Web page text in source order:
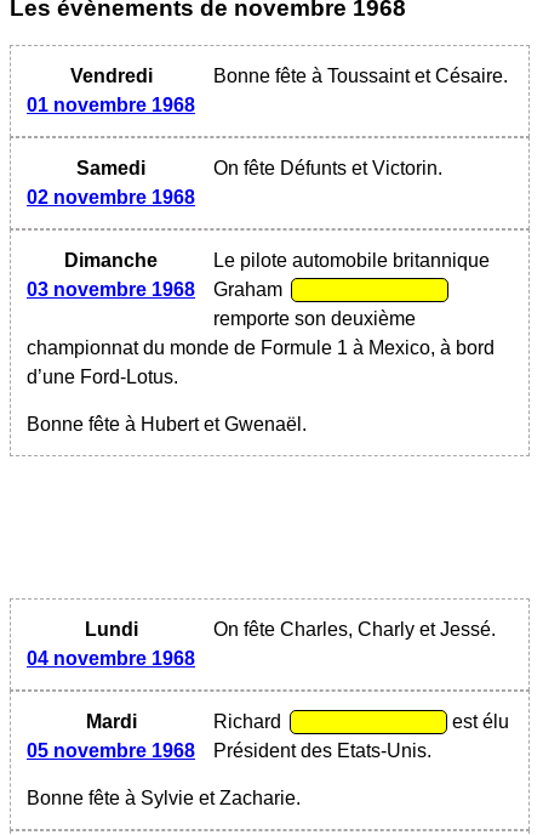
Les évènements de novembre 1968
Vendredi
01 novembre 1968
Bonne fête à Toussaint et Césaire.
Samedi
02 novembre 1968
On fête Défunts et Victorin.
Dimanche
03 novembre 1968
Le pilote automobile britannique
Graham
remporte son deuxième
championnat du monde de Formule 1 à Mexico, à bord
d’une Ford-Lotus.
Bonne fête à Hubert et Gwenaël.
Lundi
04 novembre 1968
On fête Charles, Charly et Jessé.
Mardi
05 novembre 1968
Richard
est élu
Président des Etats-Unis.
Bonne fête à Sylvie et Zacharie.